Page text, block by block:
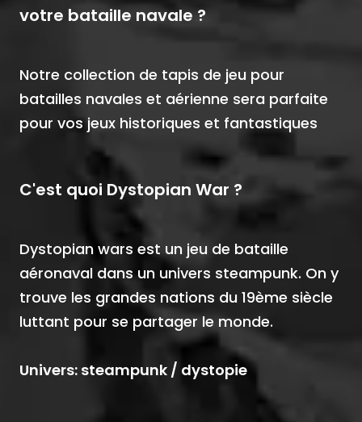
votre bataille navale ?
Notre collection de tapis de jeu pour
batailles navales et aérienne sera parfaite
pour vos jeux historiques et fantastiques
C'est quoi Dystopian War ?
Dystopian wars est un jeu de bataille
aéronaval dans un univers steampunk. On y
trouve les grandes nations du 19ème siècle
luttant pour se partager le monde.
Univers: steampunk / dystopie